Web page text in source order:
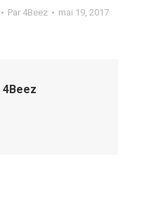
Par 4Beez mai 19, 2017
4Beez